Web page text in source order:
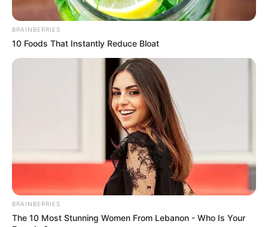
BRAINBERRIES
10 Foods That Instantly Reduce Bloat
BRAINBERRIES
The 10 Most Stunning Women From Lebanon - Who Is Your